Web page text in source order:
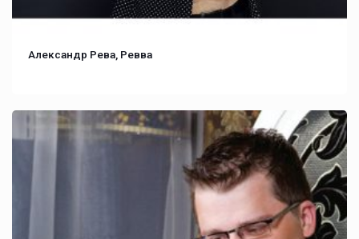
Александр Рева, Ревва